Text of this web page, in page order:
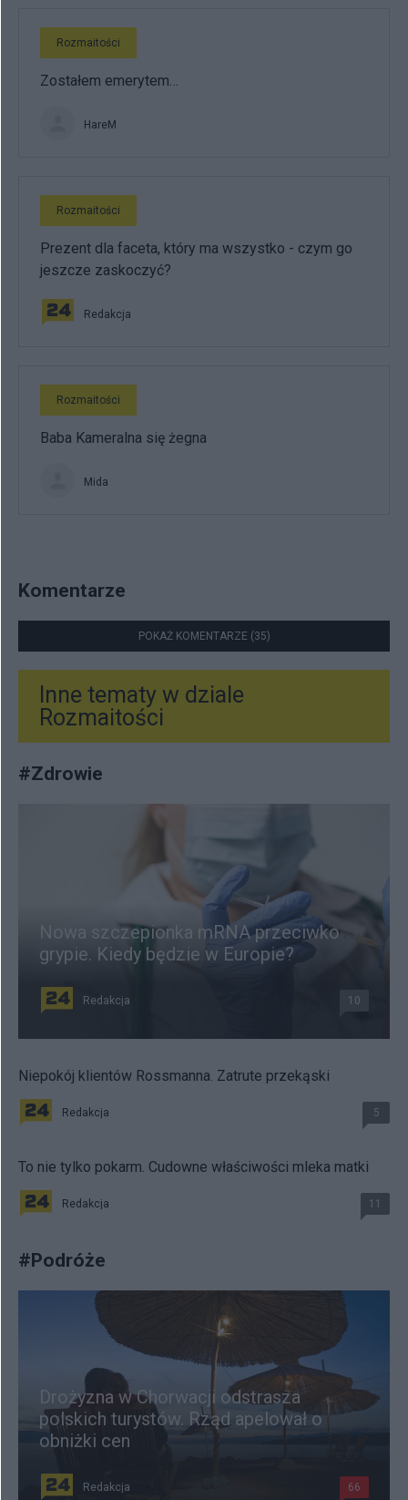
Rozmaitości
Zostałem emerytem…
HareM
Rozmaitości
Prezent dla faceta, który ma wszystko - czym go
jeszcze zaskoczyć?
Redakcja
Rozmaitości
Baba Kameralna się żegna
Mida
Komentarze
POKAŻ KOMENTARZE (35)
Inne tematy w dziale
Rozmaitości
#Zdrowie
Nowa szczepionka mRNA przeciwko
grypie. Kiedy będzie w Europie?
Redakcja 10
Niepokój klientów Rossmanna. Zatrute przekąski
Redakcja 5
To nie tylko pokarm. Cudowne właściwości mleka matki
Redakcja 11
#Podróże
Drożyzna w Chorwacji odstrasza
polskich turystów. Rząd apelował o
obniżki cen
Redakcja 66